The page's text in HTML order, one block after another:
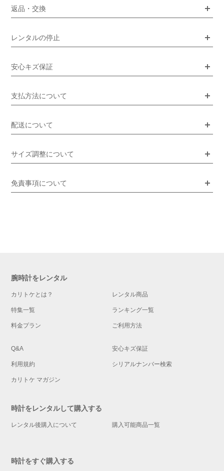
返品・交換
レンタルの停止
安心キズ保証
支払方法について
配送について
サイズ調整について
免責事項について
腕時計をレンタル
カリトケとは？ レンタル商品
特集一覧 ランキング一覧
料金プラン ご利用方法
Q&A 安心キズ保証
利用規約 シリアルナンバー検索
カリトケ マガジン
時計をレンタルして購入する
レンタル後購入について 購入可能商品一覧
時計をすぐ購入する